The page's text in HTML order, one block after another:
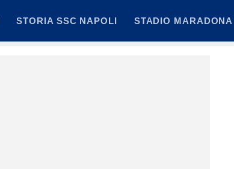
STORIA SSC NAPOLI STADIO MARADONA